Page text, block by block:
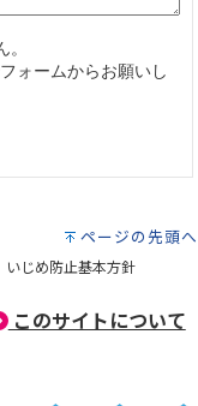
ページの先頭へ
いじめ防止基本方針
このサイトについて